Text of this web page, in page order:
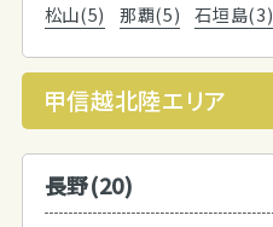
松山(5) 那覇(5) 石垣島(3)
甲信越北陸エリア
長野(20)